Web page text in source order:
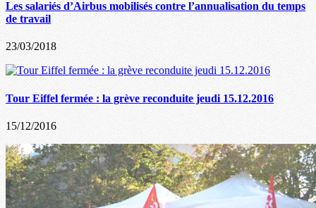
Les salariés d’Airbus mobilisés contre l’annualisation du temps
de travail
23/03/2018
Tour Eiffel fermée : la grève reconduite jeudi 15.12.2016
15/12/2016